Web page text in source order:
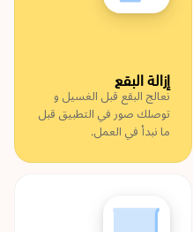
إزالة البقع
نعالج البقع قبل الغسيل و
توصلك صور في التطبيق قبل
ما نبدأ في العمل.